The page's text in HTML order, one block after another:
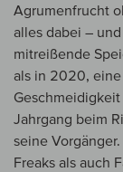
Agrumenfrucht
alles dabei –
mitreißende
als in 2020,
Jahrgang beim
seine
Freaks als auch